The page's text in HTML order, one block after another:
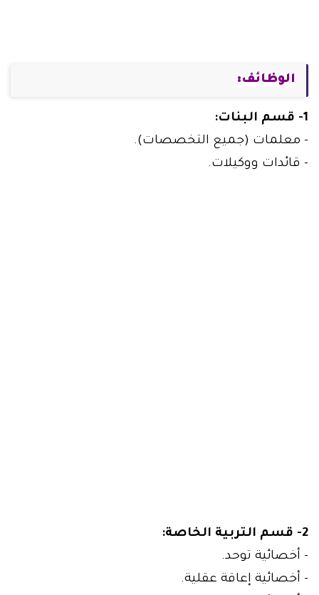
الوظائف:
1- قسم البنات:
- معلمات (جميع التخصصات).
- قائدات ووكيلات.
2- قسم التربية الخاصة:
- أخصائية توحد.
- أخصائية إعاقة عقلية.